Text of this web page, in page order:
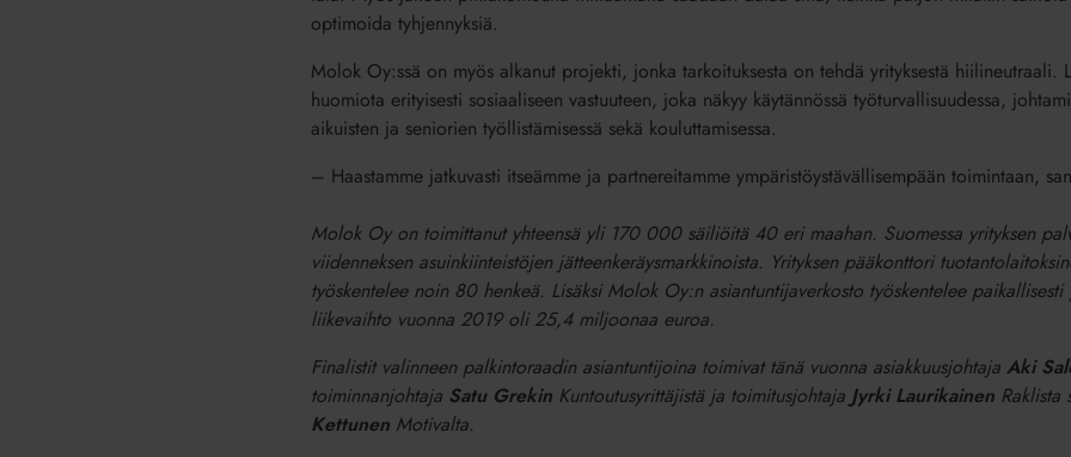
optimoida tyhjennyksiä.
Molok Oy:ssä on myös alkanut projekti, jonka tarkoituksesta on tehdä yrityksestä hiilineutraali.
huomiota erityisesti sosiaaliseen vastuuteen, joka näkyy käytännössä työturvallisuudessa,
aikuisten ja seniorien työllistämisessä sekä kouluttamisessa.
– Haastamme jatkuvasti itseämme ja partnereitamme ympäristöystävällisempään toimintaan,
Molok Oy on toimittanut yhteensä yli 170 000 säiliöitä 40 eri maahan. Suomessa yrityksen
viidenneksen asuinkiinteistöjen jätteenkeräysmarkkinoista. Yrityksen pääkonttori
työskentelee noin 80 henkeä. Lisäksi Molok Oy:n asiantuntijaverkosto työskentelee
liikevaihto vuonna 2019 oli 25,4 miljoonaa euroa.
Finalistit valinneen palkintoraadin asiantuntijoina toimivat tänä vuonna asiakkuusjohtaja Aki
toiminnanjohtaja Satu GrekinKuntoutusyrittäjistä ja toimitusjohtaja Jyrki LaurikainenRaklista
KettunenMotivalta.